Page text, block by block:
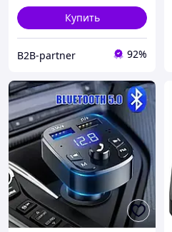
Купить
B2B-partner 92%